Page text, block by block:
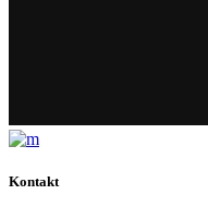
Kontakt